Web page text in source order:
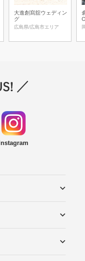
大進創寫舘ウェディン
グ
広島県/広島市エリア
Instagram